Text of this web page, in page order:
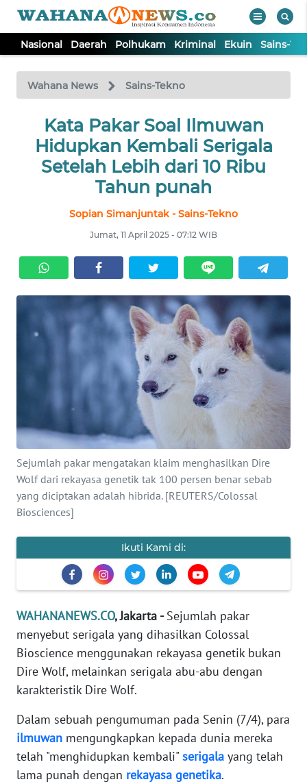
Nasional Daerah Polhukam Kriminal Ekuin Sains-
Wahana News Sains-Tekno
Kata Pakar Soal Ilmuwan
Hidupkan Kembali Serigala
Setelah Lebih dari 10 Ribu
Tahun punah
Sopian Simanjuntak - Sains-Tekno
Jumat, 11 April 2025 - 07:12 WIB
Sejumlah pakar mengatakan klaim menghasilkan Dire
Wolf dari rekayasa genetik tak 100 persen benar sebab
yang diciptakan adalah hibrida. [REUTERS/Colossal
Biosciences]
Ikuti Kami di:
WAHANANEWS.CO, Jakarta -Sejumlah pakar
menyebut serigala yang dihasilkan Colossal
Bioscience menggunakan rekayasa genetik bukan
Dire Wolf, melainkan serigala abu-abu dengan
karakteristik Dire Wolf.
Dalam sebuah pengumuman pada Senin (7/4), para
ilmuwan mengungkapkan kepada dunia mereka
telah "menghidupkan kembali" serigala yang telah
lama punah dengan rekayasa genetika.
TV
Tutup
NASIONAL
DAERAH
EKUIN
SAINS-TEKNO
KESEHATAN
INTERNASIONAL
SERBA-SERBI
PENDIDIKAN
OLAHRAGA
EDITORIAL
Informasi
INDEKS
KAMI
INFO
IKLAN